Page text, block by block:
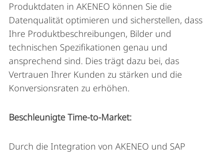
Produktdaten in AKENEO können Sie die
Datenqualität optimieren und sicherstellen, dass
Ihre Produktbeschreibungen, Bilder und
technischen Spezifikationen genau und
ansprechend sind. Dies trägt dazu bei, das
Vertrauen Ihrer Kunden zu stärken und die
Konversionsraten zu erhöhen.
Beschleunigte Time-to-Market:
Durch die Integration von AKENEO und SAP